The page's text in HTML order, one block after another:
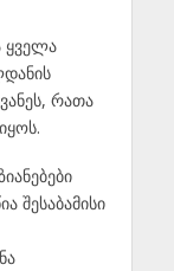
ყველა
რათა
შესაბამისი